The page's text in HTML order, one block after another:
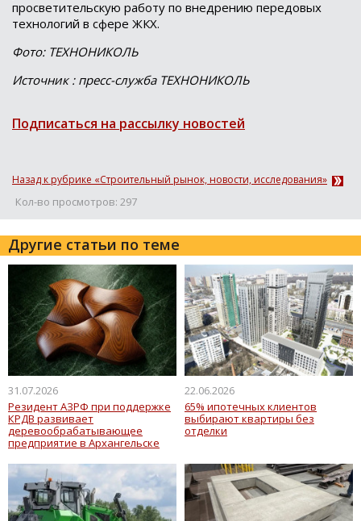
просветительскую работу по внедрению передовых
технологий в сфере ЖКХ.
Фото: ТЕХНОНИКОЛЬ
Источник : пресс-служба ТЕХНОНИКОЛЬ
Подписаться на рассылку новостей
Назад к рубрике «Строительный рынок, новости, исследования»
Кол-во просмотров: 297
Другие статьи по теме
31.07.2026
Резидент АЗРФ при поддержке
КРДВ развивает
деревообрабатывающее
предприятие в Архангельске
22.06.2026
65% ипотечных клиентов
выбирают квартиры без
отделки